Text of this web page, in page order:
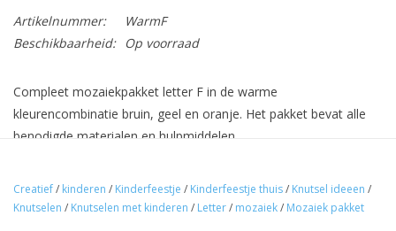
Artikelnummer:
WarmF
Beschikbaarheid:
Op voorraad
Compleet mozaiekpakket letter F in de warme
kleurencombinatie bruin, geel en oranje. Het pakket bevat alle
benodigde materialen en hulpmiddelen.
De letter is gemaakt van tempex, de mozaieksteentjes zijn van
kunststof. Het eindresultaat is derhalve ook licht van gewicht,
Creatief/ kinderen / Kinderfeestje / Kinderfeestje thuis/ Knutsel ideeen /
Knutselen / Knutselen met kinderen / Letter/ mozaiek/ Mozaiek pakket